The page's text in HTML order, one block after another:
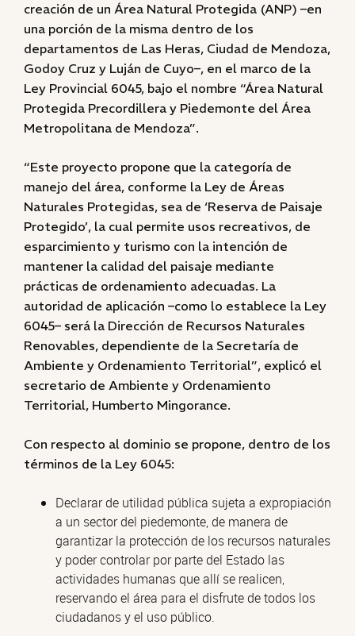
creación de un Área Natural Protegida (ANP) –en
una porción de la misma dentro de los
departamentos de Las Heras, Ciudad de Mendoza,
Godoy Cruz y Luján de Cuyo–, en el marco de la
Ley Provincial 6045, bajo el nombre “Área Natural
Protegida Precordillera y Piedemonte del Área
Metropolitana de Mendoza”.
“Este proyecto propone que la categoría de
manejo del área, conforme la Ley de Áreas
Naturales Protegidas, sea de ‘Reserva de Paisaje
Protegido’, la cual permite usos recreativos, de
esparcimiento y turismo con la intención de
mantener la calidad del paisaje mediante
prácticas de ordenamiento adecuadas. La
autoridad de aplicación –como lo establece la Ley
6045– será la Dirección de Recursos Naturales
Renovables, dependiente de la Secretaría de
Ambiente y Ordenamiento Territorial”, explicó el
secretario de Ambiente y Ordenamiento
Territorial, Humberto Mingorance.
Con respecto al dominio se propone, dentro de los
términos de la Ley 6045:
Declarar de utilidad pública sujeta a expropiación
a un sector del piedemonte, de manera de
garantizar la protección de los recursos naturales
y poder controlar por parte del Estado las
actividades humanas que allí se realicen,
reservando el área para el disfrute de todos los
ciudadanos y el uso público.